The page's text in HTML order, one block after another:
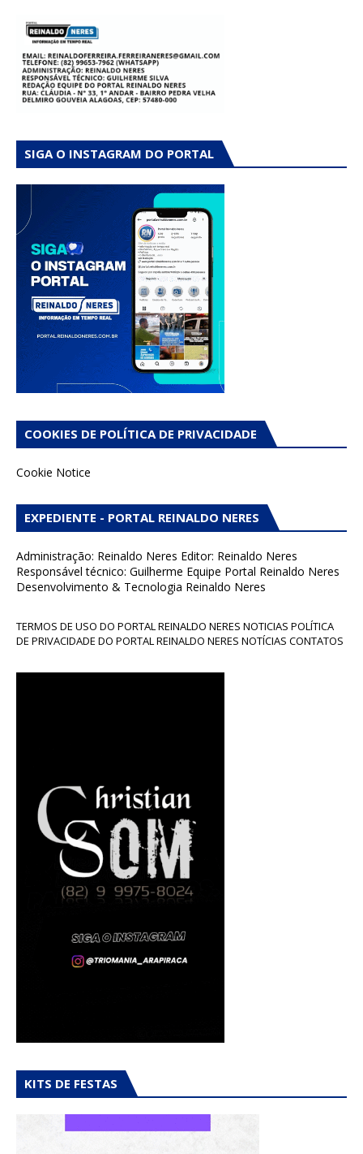
SIGA O INSTAGRAM DO PORTAL
COOKIES DE POLÍTICA DE PRIVACIDADE
Cookie Notice
EXPEDIENTE - PORTAL REINALDO NERES
Administração: Reinaldo Neres Editor: Reinaldo Neres
Responsável técnico: Guilherme Equipe Portal Reinaldo Neres
Desenvolvimento & Tecnologia Reinaldo Neres
TERMOS DE USO DO PORTAL REINALDO NERES NOTICIAS POLÍTICA
DE PRIVACIDADE DO PORTAL REINALDO NERES NOTÍCIAS CONTATOS
KITS DE FESTAS